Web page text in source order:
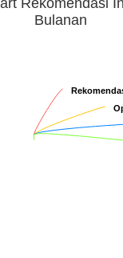
Rekomendasi
Bulanan